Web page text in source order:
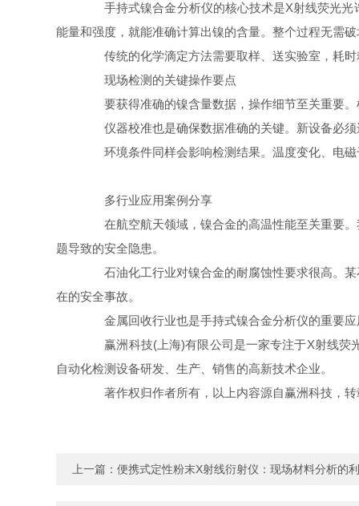
手持式镍合金分析仪的核心技术是X射线荧光光
能量和强度，就能准确计算出镍的含量。整个过程无需
传统的化学滴定方法需要取样、送实验室，耗时
现场检测的关键操作要点
要获得准确的镍含量数据，操作细节至关重要。
仪器校准也是确保数据准确的关键。新设备必须
环境条件同样会影响检测结果。温度变化、电磁
多行业应用案例分享
在航空航天领域，镍合金的高温性能至关重要。
题导致的安全隐患。
石油化工行业对镍合金的耐腐蚀性要求很高。某
在的安全事故。
金属回收行业也是手持式镍合金分析仪的重要应
赢洲科技(上海)有限公司是一家专注于X射线荧
自动化检测设备研发、生产、销售的高新技术企业。
著作权归作者所有，以上内容源自赢洲科技，转
上一篇： 便携式定性粉末X射线衍射仪：现场材料分析